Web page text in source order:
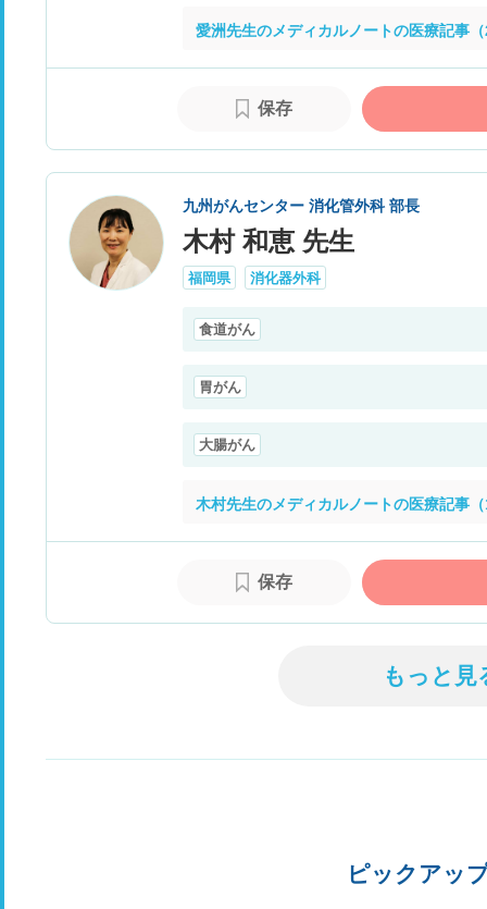
愛洲先生のメディカルノートの医療記事
保存
九州がんセンター 消化管外科 部長
木村 和恵 先生
福岡県 消化器外科
食道がん
胃がん
大腸がん
木村先生のメディカルノートの医療記事
保存
もっと見
ピックアッ